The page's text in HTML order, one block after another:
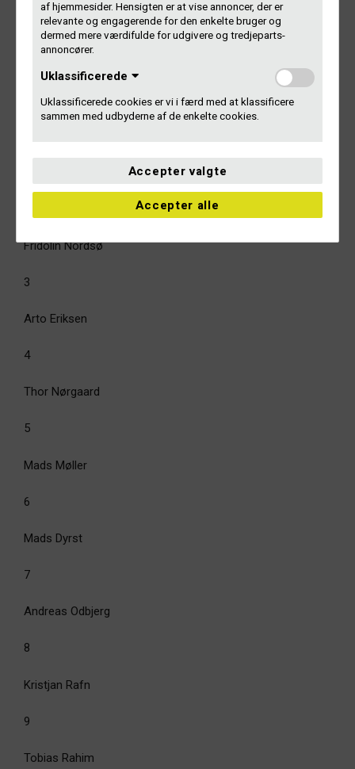
af hjemmesider. Hensigten er at vise annoncer, der er
relevante og engagerende for den enkelte bruger og
dermed mere værdifulde for udgivere og tredjeparts-
annoncører.
Uklassificerede
Uklassificerede cookies er vi i færd med at klassificere
sammen med udbyderne af de enkelte cookies.
Accepter valgte
Accepter alle
Gramex’ mest spillede danske musikere i
2023:
Fridolin Nordsø
3
Arto Eriksen
4
Thor Nørgaard
5
Mads Møller
6
Mads Dyrst
7
Andreas Odbjerg
8
Kristjan Rafn
9
Tobias Rahim